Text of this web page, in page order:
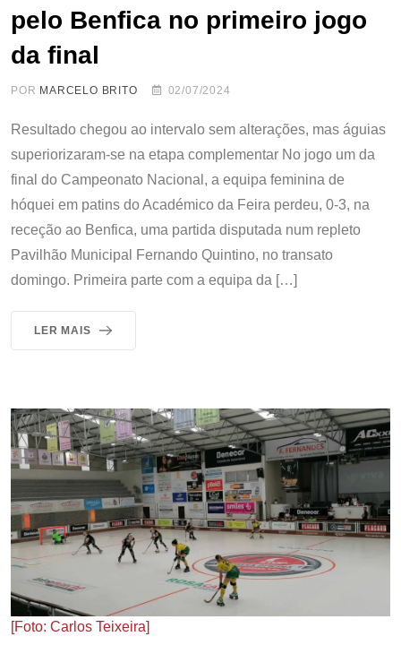
pelo Benfica no primeiro jogo
da final
POR MARCELO BRITO 02/07/2024
Resultado chegou ao intervalo sem alterações, mas águias
superiorizaram-se na etapa complementar No jogo um da
final do Campeonato Nacional, a equipa feminina de
hóquei em patins do Académico da Feira perdeu, 0-3, na
receção ao Benfica, uma partida disputada num repleto
Pavilhão Municipal Fernando Quintino, no transato
domingo. Primeira parte com a equipa da […]
LER MAIS
[Foto: Carlos Teixeira]